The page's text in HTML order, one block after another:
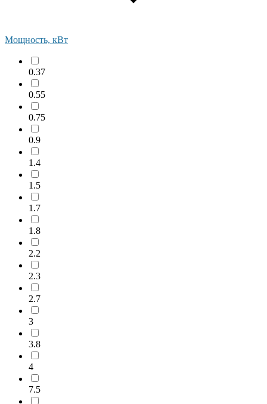
Мощность, кВт
0.37
0.55
0.75
0.9
1.4
1.5
1.7
1.8
2.2
2.3
2.7
3
3.8
4
7.5